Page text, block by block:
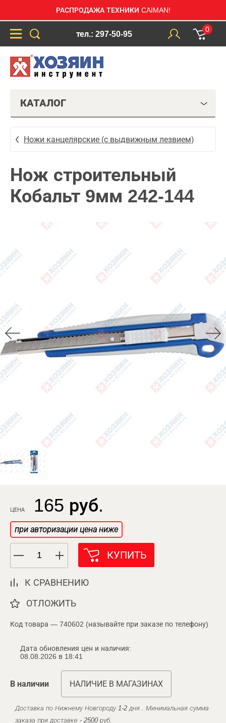
РАСПРОДАЖА ТЕХНИКИ CAIMAN!
тел.: 297-50-95
0
КАТАЛОГ
Ножи канцелярские (с выдвижным лезвием)
Нож строительный
Кобальт 9мм 242-144
ЦЕНА 165 руб.
при авторизации цена ниже
КУПИТЬ
К СРАВНЕНИЮ
ОТЛОЖИТЬ
Код товара — 740602 (называйте при заказе по телефону)
Дата обновления цен и наличия:
08.08.2026 в 18:41
В наличии НАЛИЧИЕ В МАГАЗИНАХ
Доставка по Нижнему Новгороду 1-2 дня . Минимальная сумма
заказа при доставке - 2500 руб.